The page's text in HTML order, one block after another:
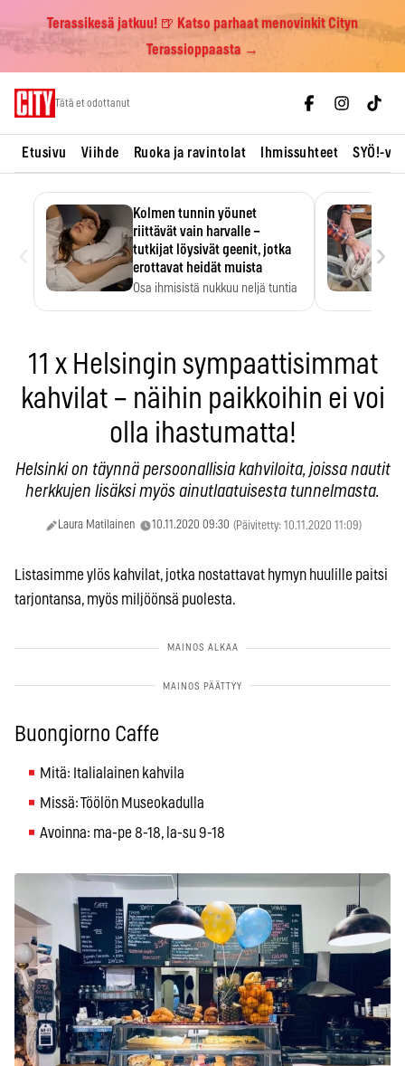
Terassikesä jatkuu! 🍺 Katso parhaat menovinkit Cityn
Terassioppaasta →
Tätä et odottanut
Etusivu Viihde Ruoka ja ravintolat Ihmissuhteet SYÖ!-
Kolmen tunnin yöunet
riittävät vain harvalle –
tutkijat löysivät geenit, jotka
erottavat heidät muista
Osa ihmisistä nukkuu neljä tuntia
›
11 x Helsingin sympaattisimmat
kahvilat – näihin paikkoihin ei voi
olla ihastumatta!
Helsinki on täynnä persoonallisia kahviloita, joissa nautit
herkkujen lisäksi myös ainutlaatuisesta tunnelmasta.
Laura Matilainen 10.11.2020 09:30 (Päivitetty: 10.11.2020 11:09)
Listasimme ylös kahvilat, jotka nostattavat hymyn huulille paitsi
tarjontansa, myös miljöönsä puolesta.
Buongiorno Caffe
Mitä: Italialainen kahvila
Missä: Töölön Museokadulla
Avoinna: ma-pe 8-18, la-su 9-18